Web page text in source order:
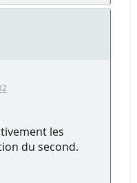
les
du second.